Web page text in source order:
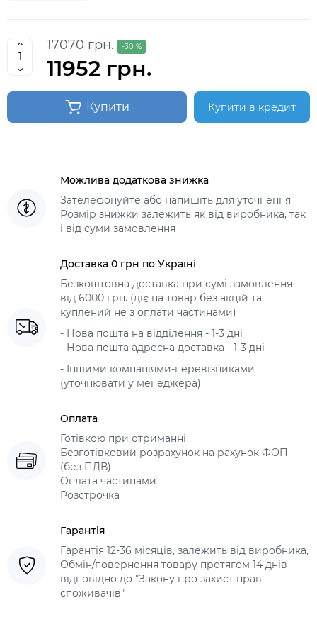
17070 грн. -30 %
11952 грн.
Купити Купити в кредит
Можлива додаткова знижка
Зателефонуйте або напишіть для уточнення
Розмір знижки залежить як від виробника, так
і від суми замовлення
Доставка 0 грн по Україні
Безкоштовна доставка при сумі замовлення
від 6000 грн. (діє на товар без акцій та
куплений не з оплати частинами)
- Нова пошта на відділення - 1-3 дні
- Нова пошта адресна доставка - 1-3 дні
- Іншими компаніями-перевізниками
(уточнювати у менеджера)
Оплата
Готівкою при отриманні
Безготівковий розрахунок на рахунок ФОП
(без ПДВ)
Оплата частинами
Розстрочка
Гарантія
Гарантія 12-36 місяців, залежить від виробника,
Обмін/повернення товару протягом 14 днів
відповідно до "Закону про захист прав
споживачів"